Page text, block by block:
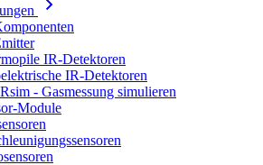
IR-Detektoren
IR-Detektoren
- Gasmessung simulieren
Module